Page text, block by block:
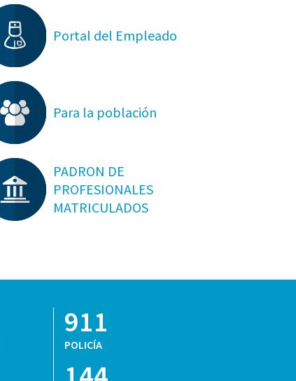
Portal del Empleado
Para la población
PADRON DE
PROFESIONALES
MATRICULADOS
911
POLICÍA